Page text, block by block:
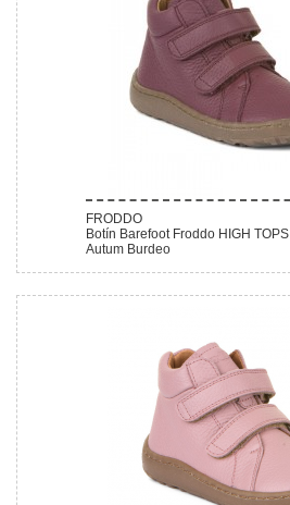
FRODDO
Botín Barefoot Froddo HIGH TOPS
Autum Burdeo